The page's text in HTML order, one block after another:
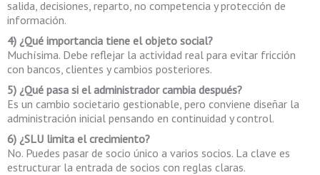
salida, decisiones, reparto, no competencia y protección de
información.
4) ¿Qué importancia tiene el objeto social?
Muchísima. Debe reflejar la actividad real para evitar fricción
con bancos, clientes y cambios posteriores.
5) ¿Qué pasa si el administrador cambia después?
Es un cambio societario gestionable, pero conviene diseñar la
administración inicial pensando en continuidad y control.
6) ¿SLU limita el crecimiento?
No. Puedes pasar de socio único a varios socios. La clave es
estructurar la entrada de socios con reglas claras.